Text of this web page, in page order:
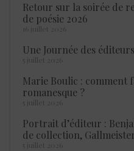
Retour sur la soirée de
de poésie 2026
16 juillet 2026
Une Journée des
5 juillet 2026
Marie Boulic : comment
romanesque ?
5 juillet 2026
Portrait d’éditeur :
de collection,
5 juillet 2026